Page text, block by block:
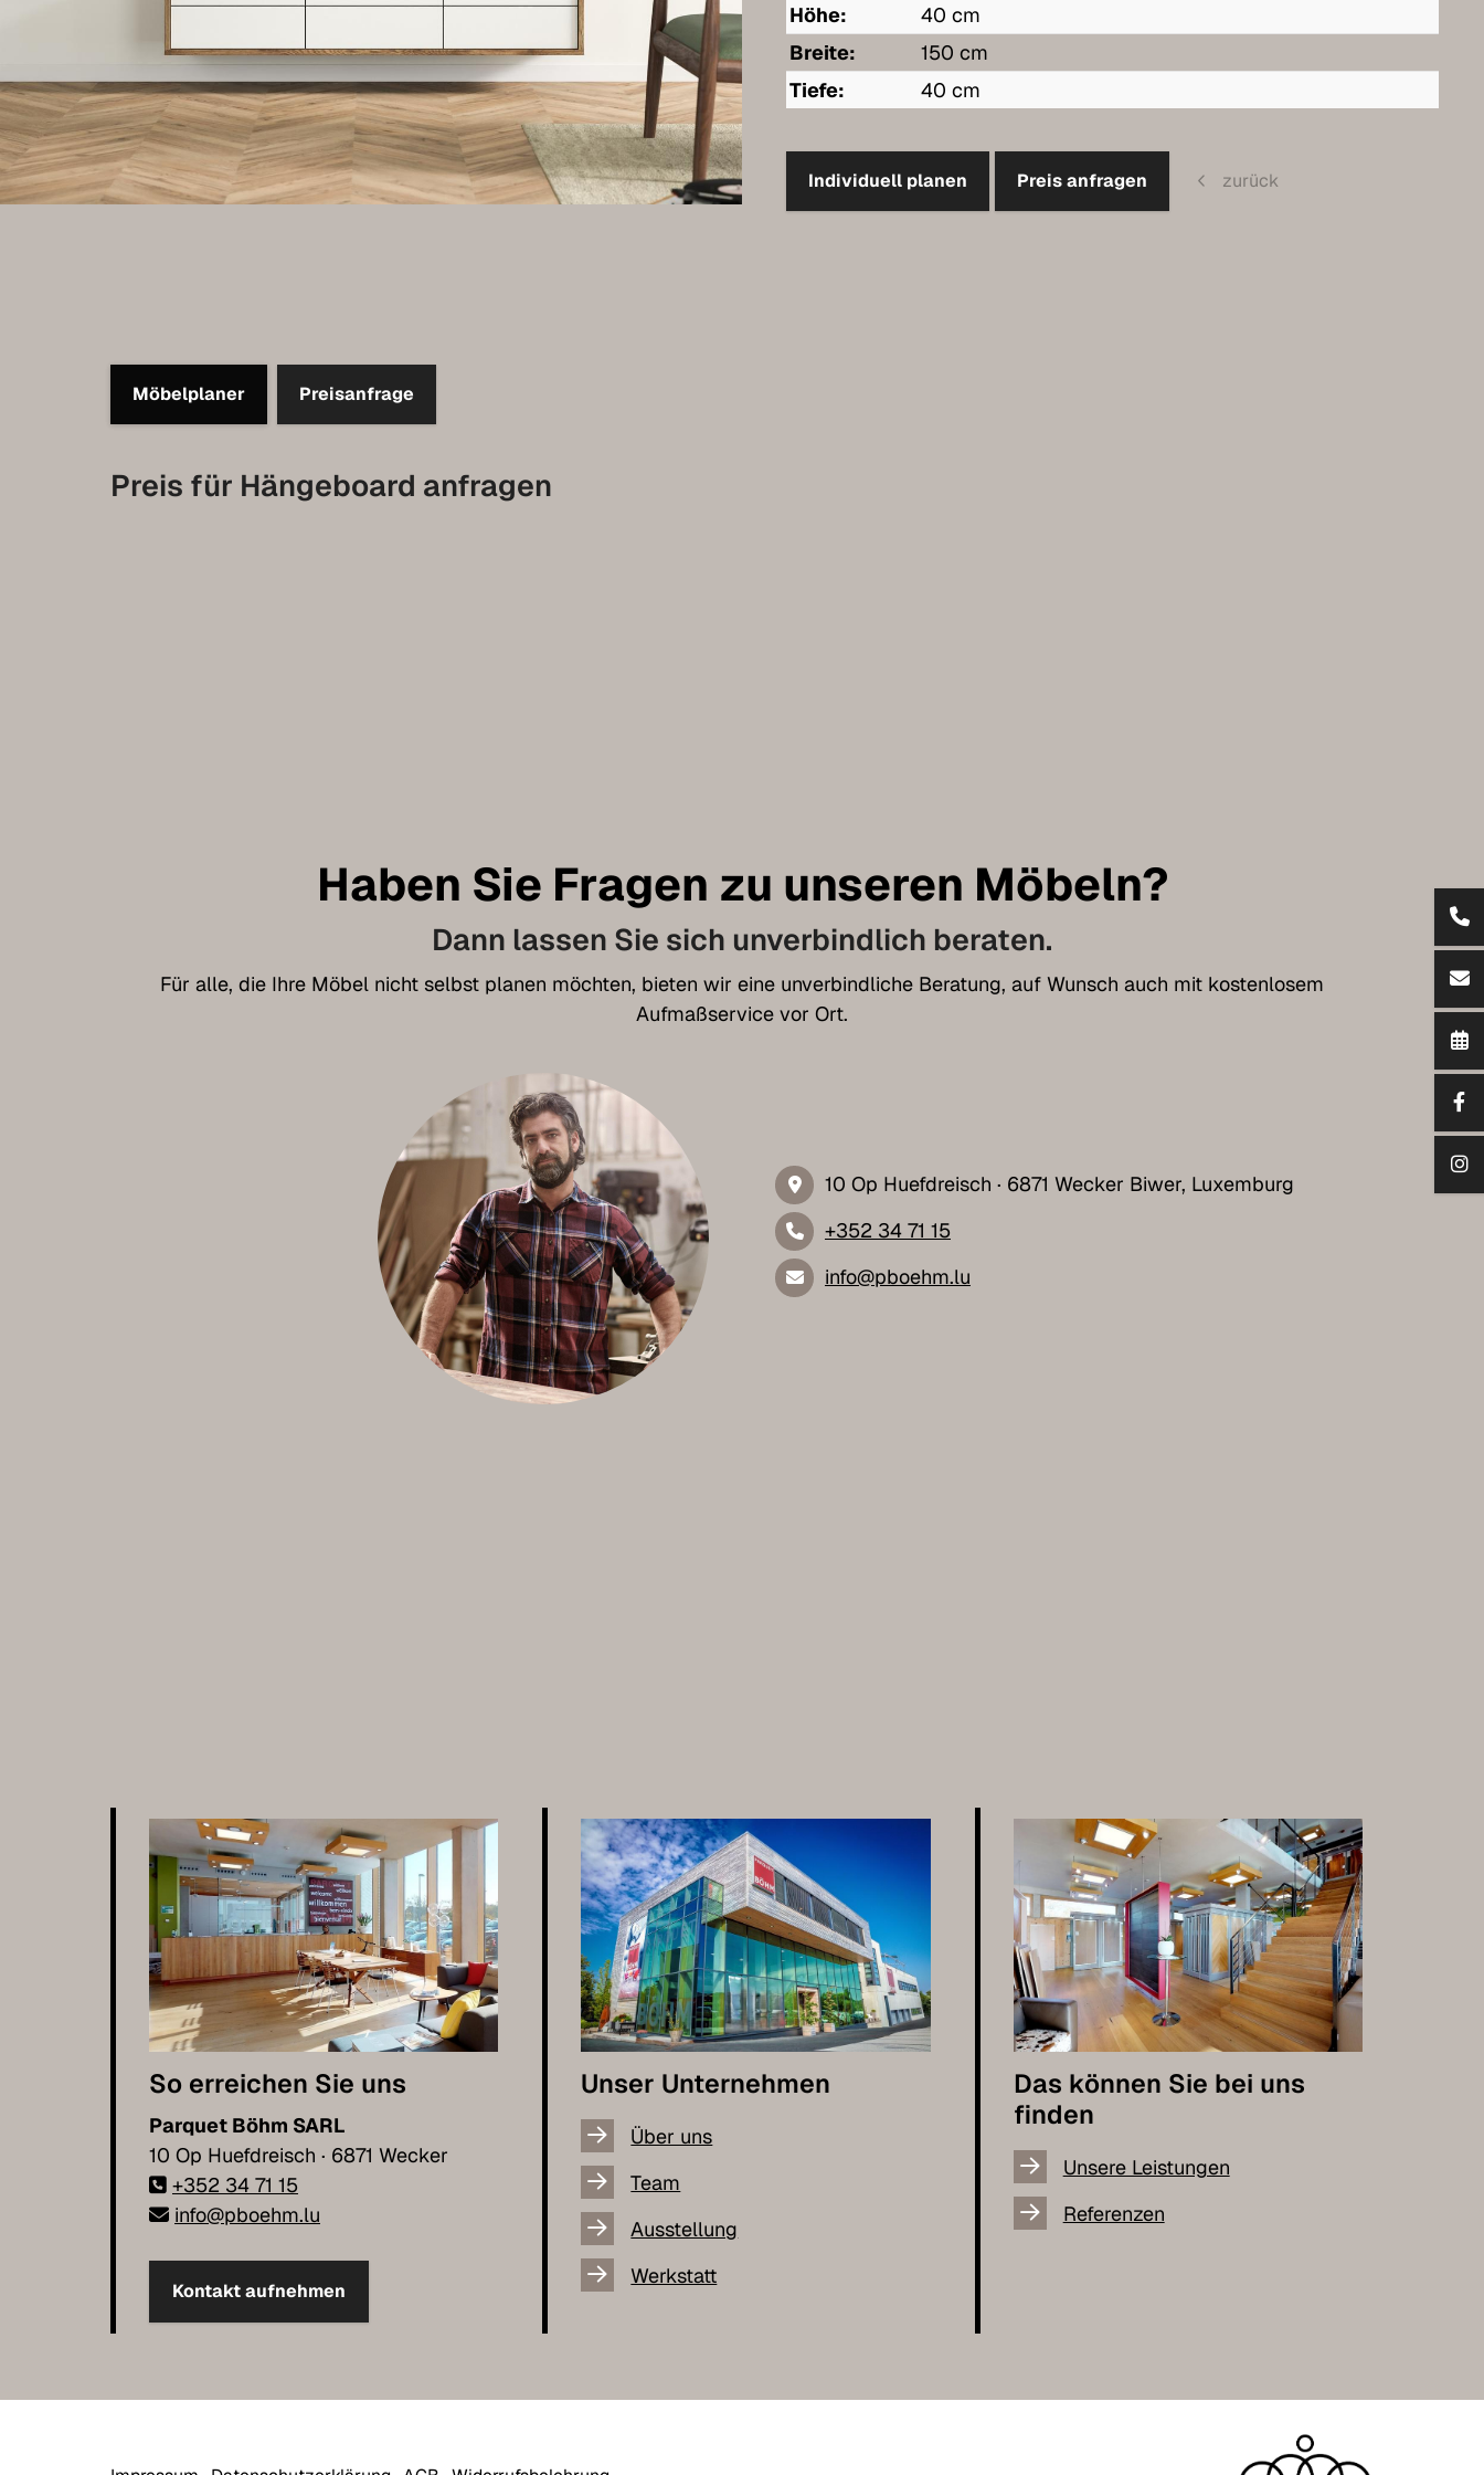
Höhe:
40 cm
Breite:
150 cm
Tiefe:
40 cm
Individuell planen Preis anfragen zurück
Möbelplaner Preisanfrage
Preis für Hängeboard anfragen
Haben Sie Fragen zu unseren Möbeln?
Dann lassen Sie sich unverbindlich beraten.
Für alle, die Ihre Möbel nicht selbst planen möchten, bieten wir eine unverbindliche Beratung, auf Wunsch auch mit kostenlosem
Aufmaßservice vor Ort.
10 Op Huefdreisch · 6871 Wecker Biwer, Luxemburg
+352 34 71 15
info@pboehm.lu
So erreichen Sie uns
Parquet Böhm SARL
10 Op Huefdreisch · 6871 Wecker
+352 34 71 15
info@pboehm.lu
Kontakt aufnehmen
Unser Unternehmen
Über uns
Team
Ausstellung
Werkstatt
Das können Sie bei uns
finden
Unsere Leistungen
Referenzen